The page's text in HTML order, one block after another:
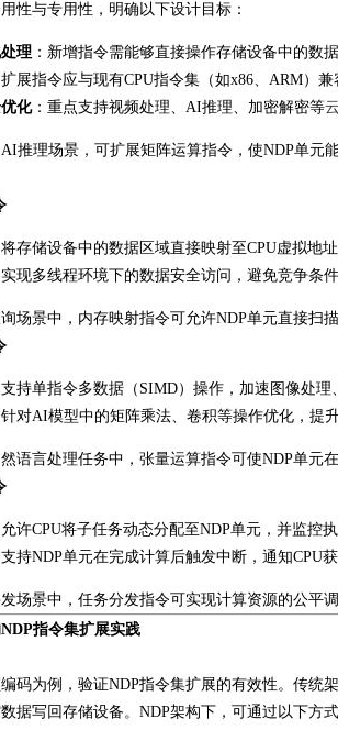
性与专用性，明确以下设计目标：
理 ：新增指令需能够直接操作存储设备中的数
扩展指令应与现有CPU指令集（如x86、ARM）
化：重点支持视频处理、AI推理、加密解密等
推理场景，可扩展矩阵运算指令，使NDP单元
将存储设备中的数据区域直接映射至CPU虚拟地
实现多线程环境下的数据安全访问，避免竞争条
场景中，内存映射指令可允许NDP单元直接扫
支持单指令多数据（SIMD）操作，加速图像处
针对AI模型中的矩阵乘法、卷积等操作优化，提
语言处理任务中，张量运算指令可使NDP单元
允许CPU将子任务动态分配至NDP单元，并监控
支持NDP单元在完成计算后触发中断，通知CPU
场景中，任务分发指令可实现计算资源的公平
指令集扩展实践
码为例，验证NDP指令集扩展的有效性。传统
据写回存储设备。NDP架构下，可通过以下方